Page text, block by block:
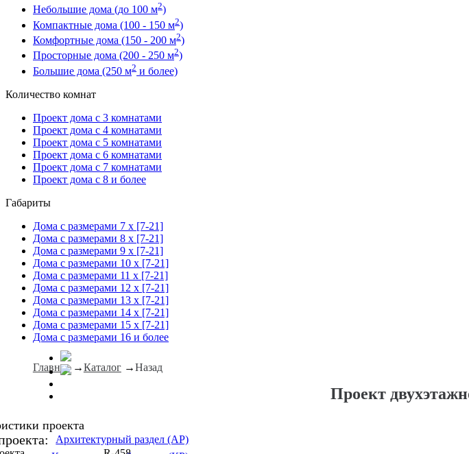
Небольшие дома (до 100 м2)
Компактные дома (100 - 150 м2)
Комфортные дома (150 - 200 м2)
Просторные дома (200 - 250 м2)
Большие дома (250 м2 и более)
Количество комнат
Проект дома с 3 комнатами
Проект дома с 4 комнатами
Проект дома с 5 комнатами
Проект дома с 6 комнатами
Проект дома с 7 комнатами
Проект дома с 8 и более
Габариты
Дома с размерами 7 x [7-21]
Дома с размерами 8 x [7-21]
Дома с размерами 9 x [7-21]
Дома с размерами 10 x [7-21]
Дома с размерами 11 x [7-21]
Дома с размерами 12 x [7-21]
Дома с размерами 13 x [7-21]
Дома с размерами 14 x [7-21]
Дома с размерами 15 x [7-21]
Дома с размерами 16 и более
Главная→Каталог→Назад
Проект
Архитектурный раздел (АР)
проекта